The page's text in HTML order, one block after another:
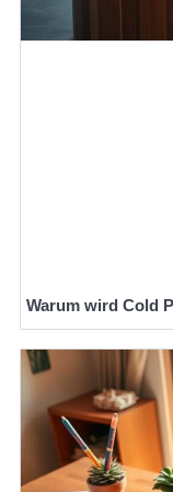
Warum wird Cold